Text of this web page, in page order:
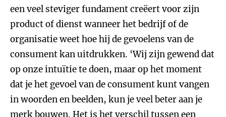
een veel steviger fundament creëert voor zijn
product of dienst wanneer het bedrijf of de
organisatie weet hoe hij de gevoelens van de
consument kan uitdrukken. ‘Wij zijn gewend dat
op onze intuïtie te doen, maar op het moment
dat je het gevoel van de consument kunt vangen
in woorden en beelden, kun je veel beter aan je
merk bouwen. Het is het verschil tussen een